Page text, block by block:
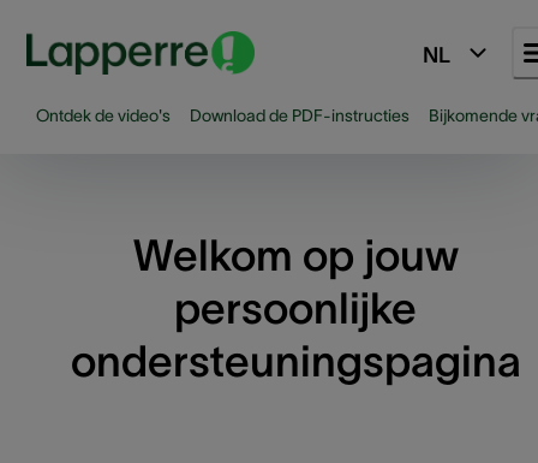
NL
Ontdek de video's Download de PDF-instructies Bijkomende
Welkom op jouw
persoonlijke
ondersteuningspagina